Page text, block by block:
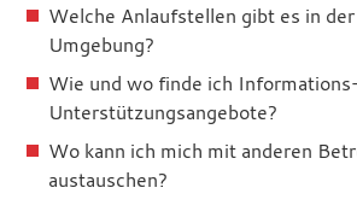
Welche Anlaufstellen gibt es in
Umgebung?
Wie und wo finde ich
Unterstützungsangebote?
Wo kann ich mich mit anderen
austauschen?